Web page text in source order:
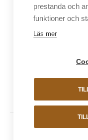
Sälj våra system
Bli återförsäljare
prestanda och
funktioner och
Läs mer